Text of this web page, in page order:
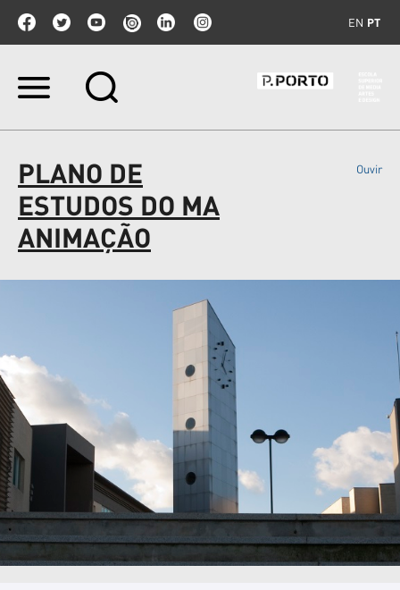
EN PT
Ir
Ir
para
a
navegação
PLANO DE
ESTUDOS DO MA
ANIMAÇÃO
Ouvir